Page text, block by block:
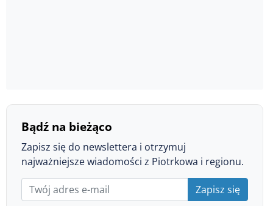
Bądź na bieżąco
Zapisz się do newslettera i otrzymuj
najważniejsze wiadomości z Piotrkowa i regionu.
Zapisz się